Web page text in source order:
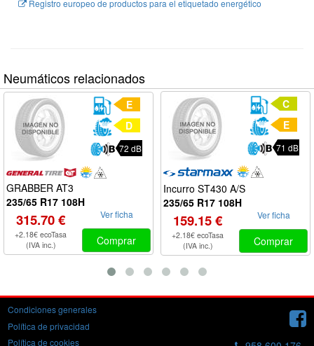
Registro europeo de productos para el etiquetado energético
Neumáticos relacionados
E
D
72 dB
GRABBER AT3
235/65 R17 108H
315.70 €
+2.18€ ecoTasa
(IVA inc.)
Ver ficha
Comprar
C
E
71 dB
Incurro ST430 A/S
235/65 R17 108H
159.15 €
+2.18€ ecoTasa
(IVA inc.)
Ver ficha
Comprar
Condiciones generales
Política de privacidad
Política de cookies